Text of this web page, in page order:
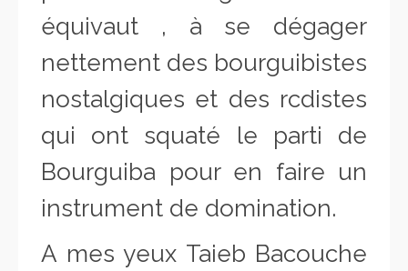
équivaut , à se dégager
nettement des bourguibistes
nostalgiques et des rcdistes
qui ont squaté le parti de
Bourguiba pour en faire un
instrument de domination.
A mes yeux Taieb Bacouche